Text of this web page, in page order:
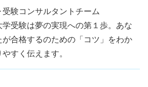
験コンサルタントチーム
学受験は夢の実現への第１歩。あな
が合格するのための「コツ」をわか
やすく伝えます。